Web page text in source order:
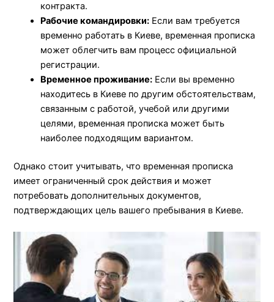
контракта.
Рабочие командировки: Если вам требуется
временно работать в Киеве, временная прописка
может облегчить вам процесс официальной
регистрации.
Временное проживание: Если вы временно
находитесь в Киеве по другим обстоятельствам,
связанным с работой, учебой или другими
целями, временная прописка может быть
наиболее подходящим вариантом.
Однако стоит учитывать, что временная прописка
имеет ограниченный срок действия и может
потребовать дополнительных документов,
подтверждающих цель вашего пребывания в Киеве.